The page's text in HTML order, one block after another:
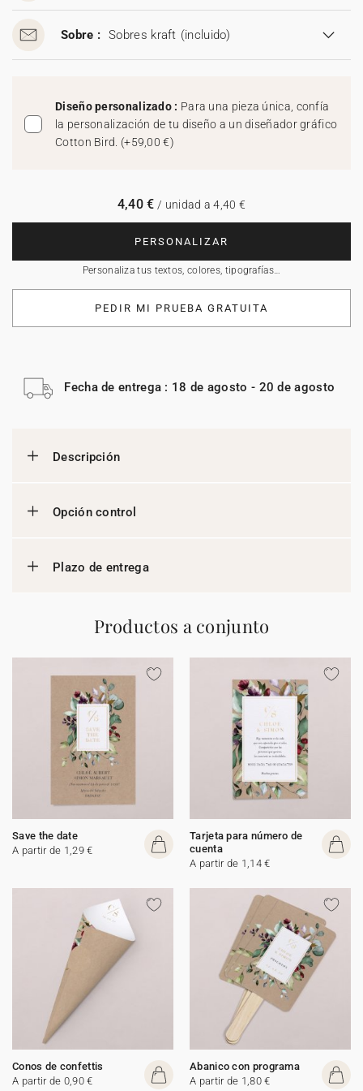
Sobre : Sobres kraft (incluido)
Diseño personalizado : Para una pieza única, confía
la personalización de tu diseño a un diseñador gráfico
Cotton Bird. (+59,00 €)
PERSONALIZAR
Personaliza tus textos, colores, tipografías…
4,40 € / unidad a 4,40 €
PEDIR MI PRUEBA GRATUITA
Fecha de entrega : 18 de agosto - 20 de agosto
Descripción
Opción control
Plazo de entrega
Productos a conjunto
Save the date
A partir de 1,29 €
Tarjeta para número de
cuenta
A partir de 1,14 €
Conos de confettis
A partir de 0,90 €
Abanico con programa
A partir de 1,80 €